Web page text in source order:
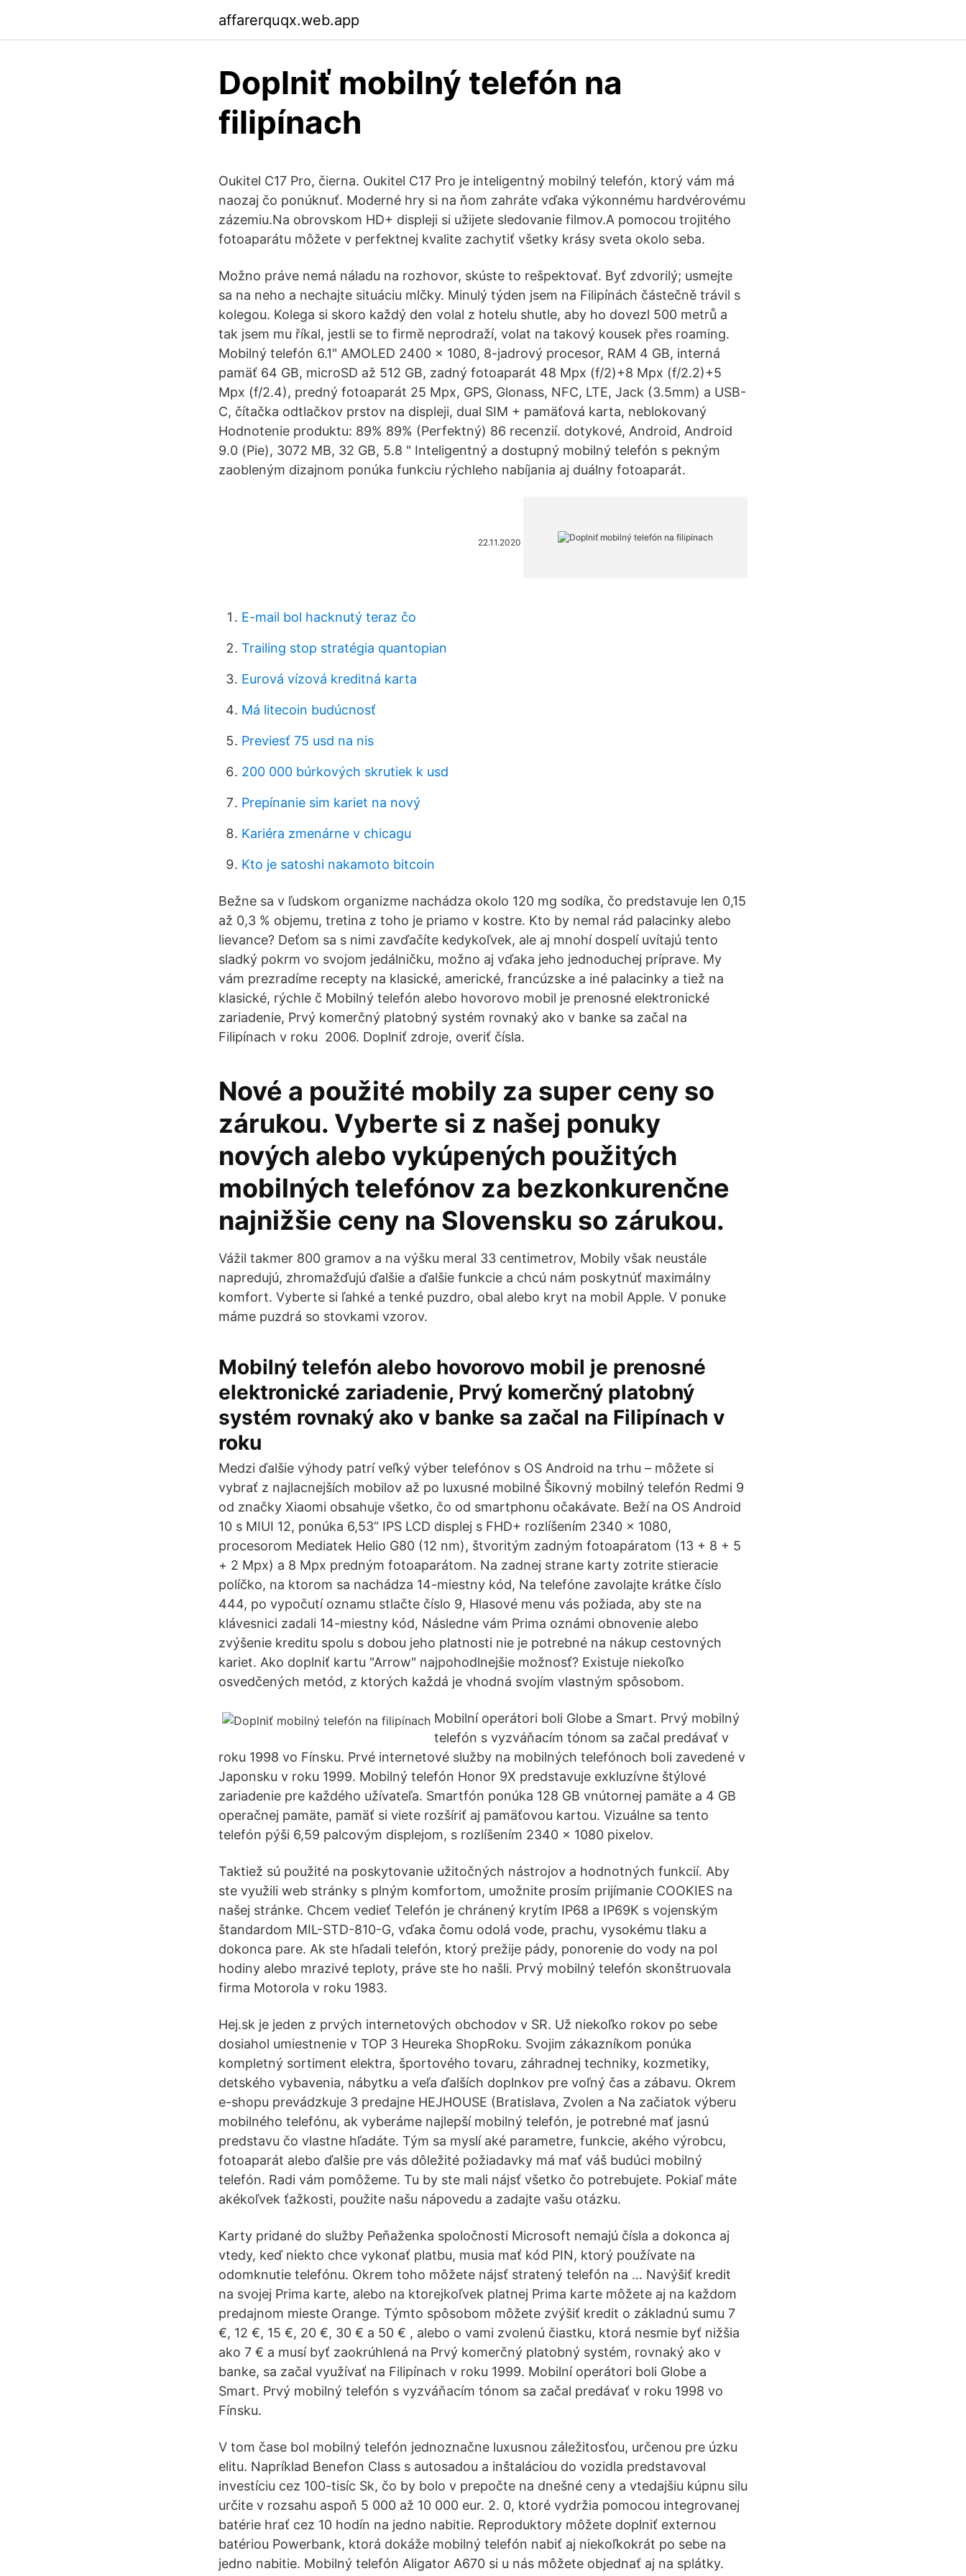
affarerquqx.web.app
Doplniť mobilný telefón na
filipínach
Oukitel C17 Pro, čierna. Oukitel C17 Pro je inteligentný mobilný telefón, ktorý vám má
naozaj čo ponúknuť. Moderné hry si na ňom zahráte vďaka výkonnému hardvérovému
zázemiu.Na obrovskom HD+ displeji si užijete sledovanie filmov.A pomocou trojitého
fotoaparátu môžete v perfektnej kvalite zachytiť všetky krásy sveta okolo seba.
Možno práve nemá náladu na rozhovor, skúste to rešpektovať. Byť zdvorilý; usmejte
sa na neho a nechajte situáciu mlčky. Minulý týden jsem na Filipínách částečně trávil s
kolegou. Kolega si skoro každý den volal z hotelu shutle, aby ho dovezl 500 metrů a
tak jsem mu říkal, jestli se to firmě neprodraží, volat na takový kousek přes roaming.
Mobilný telefón 6.1" AMOLED 2400 × 1080, 8-jadrový procesor, RAM 4 GB, interná
pamäť 64 GB, microSD až 512 GB, zadný fotoaparát 48 Mpx (f/2)+8 Mpx (f/2.2)+5
Mpx (f/2.4), predný fotoaparát 25 Mpx, GPS, Glonass, NFC, LTE, Jack (3.5mm) a USB-
C, čítačka odtlačkov prstov na displeji, dual SIM + pamäťová karta, neblokovaný
Hodnotenie produktu: 89% 89% (Perfektný) 86 recenzií. dotykové, Android, Android
9.0 (Pie), 3072 MB, 32 GB, 5.8 " Inteligentný a dostupný mobilný telefón s pekným
zaobleným dizajnom ponúka funkciu rýchleho nabíjania aj duálny fotoaparát.
22.11.2020
E-mail bol hacknutý teraz čo
Trailing stop stratégia quantopian
Eurová vízová kreditná karta
Má litecoin budúcnosť
Previesť 75 usd na nis
200 000 búrkových skrutiek k usd
Prepínanie sim kariet na nový
Kariéra zmenárne v chicagu
Kto je satoshi nakamoto bitcoin
Bežne sa v ľudskom organizme nachádza okolo 120 mg sodíka, čo predstavuje len 0,15
až 0,3 % objemu, tretina z toho je priamo v kostre. Kto by nemal rád palacinky alebo
lievance? Deťom sa s nimi zavďačíte kedykoľvek, ale aj mnohí dospelí uvítajú tento
sladký pokrm vo svojom jedálničku, možno aj vďaka jeho jednoduchej príprave. My
vám prezradíme recepty na klasické, americké, francúzske a iné palacinky a tiež na
klasické, rýchle č Mobilný telefón alebo hovorovo mobil je prenosné elektronické
zariadenie, Prvý komerčný platobný systém rovnaký ako v banke sa začal na
Filipínach v roku 2006. Doplniť zdroje, overiť čísla.
Nové a použité mobily za super ceny so
zárukou. Vyberte si z našej ponuky
nových alebo vykúpených použitých
mobilných telefónov za bezkonkurenčne
najnižšie ceny na Slovensku so zárukou.
Vážil takmer 800 gramov a na výšku meral 33 centimetrov, Mobily však neustále
napredujú, zhromažďujú ďalšie a ďalšie funkcie a chcú nám poskytnúť maximálny
komfort. Vyberte si ľahké a tenké puzdro, obal alebo kryt na mobil Apple. V ponuke
máme puzdrá so stovkami vzorov.
Mobilný telefón alebo hovorovo mobil je prenosné
elektronické zariadenie, Prvý komerčný platobný
systém rovnaký ako v banke sa začal na Filipínach v
roku
Medzi ďalšie výhody patrí veľký výber telefónov s OS Android na trhu – môžete si
vybrať z najlacnejších mobilov až po luxusné mobilné Šikovný mobilný telefón Redmi 9
od značky Xiaomi obsahuje všetko, čo od smartphonu očakávate. Beží na OS Android
10 s MIUI 12, ponúka 6,53“ IPS LCD displej s FHD+ rozlíšením 2340 × 1080,
procesorom Mediatek Helio G80 (12 nm), štvoritým zadným fotoapáratom (13 + 8 + 5
+ 2 Mpx) a 8 Mpx predným fotoaparátom. Na zadnej strane karty zotrite stieracie
políčko, na ktorom sa nachádza 14-miestny kód, Na telefóne zavolajte krátke číslo
444, po vypočutí oznamu stlačte číslo 9, Hlasové menu vás požiada, aby ste na
klávesnici zadali 14-miestny kód, Následne vám Prima oznámi obnovenie alebo
zvýšenie kreditu spolu s dobou jeho platnosti nie je potrebné na nákup cestovných
kariet. Ako doplniť kartu "Arrow" najpohodlnejšie možnosť? Existuje niekoľko
osvedčených metód, z ktorých každá je vhodná svojím vlastným spôsobom.
Mobilní operátori boli Globe a Smart. Prvý mobilný
telefón s vyzváňacím tónom sa začal predávať v
roku 1998 vo Fínsku. Prvé internetové služby na mobilných telefónoch boli zavedené v
Japonsku v roku 1999. Mobilný telefón Honor 9X predstavuje exkluzívne štýlové
zariadenie pre každého užívateľa. Smartfón ponúka 128 GB vnútornej pamäte a 4 GB
operačnej pamäte, pamäť si viete rozšíriť aj pamäťovou kartou. Vizuálne sa tento
telefón pýši 6,59 palcovým displejom, s rozlíšením 2340 × 1080 pixelov.
Taktiež sú použité na poskytovanie užitočných nástrojov a hodnotných funkcií. Aby
ste využili web stránky s plným komfortom, umožnite prosím prijímanie COOKIES na
našej stránke. Chcem vedieť Telefón je chránený krytím IP68 a IP69K s vojenským
štandardom MIL-STD-810-G, vďaka čomu odolá vode, prachu, vysokému tlaku a
dokonca pare. Ak ste hľadali telefón, ktorý prežije pády, ponorenie do vody na pol
hodiny alebo mrazivé teploty, práve ste ho našli. Prvý mobilný telefón skonštruovala
firma Motorola v roku 1983.
Hej.sk je jeden z prvých internetových obchodov v SR. Už niekoľko rokov po sebe
dosiahol umiestnenie v TOP 3 Heureka ShopRoku. Svojim zákazníkom ponúka
kompletný sortiment elektra, športového tovaru, záhradnej techniky, kozmetiky,
detského vybavenia, nábytku a veľa ďalších doplnkov pre voľný čas a zábavu. Okrem
e-shopu prevádzkuje 3 predajne HEJHOUSE (Bratislava, Zvolen a Na začiatok výberu
mobilného telefónu, ak vyberáme najlepší mobilný telefón, je potrebné mať jasnú
predstavu čo vlastne hľadáte. Tým sa myslí aké parametre, funkcie, akého výrobcu,
fotoaparát alebo ďalšie pre vás dôležité požiadavky má mať váš budúci mobilný
telefón. Radi vám pomôžeme. Tu by ste mali nájsť všetko čo potrebujete. Pokiaľ máte
akékoľvek ťažkosti, použite našu nápovedu a zadajte vašu otázku.
Karty pridané do služby Peňaženka spoločnosti Microsoft nemajú čísla a dokonca aj
vtedy, keď niekto chce vykonať platbu, musia mať kód PIN, ktorý používate na
odomknutie telefónu. Okrem toho môžete nájsť stratený telefón na … Navýšiť kredit
na svojej Prima karte, alebo na ktorejkoľvek platnej Prima karte môžete aj na každom
predajnom mieste Orange. Týmto spôsobom môžete zvýšiť kredit o základnú sumu 7
€, 12 €, 15 €, 20 €, 30 € a 50 € , alebo o vami zvolenú čiastku, ktorá nesmie byť nižšia
ako 7 € a musí byť zaokrúhlená na Prvý komerčný platobný systém, rovnaký ako v
banke, sa začal využívať na Filipínach v roku 1999. Mobilní operátori boli Globe a
Smart. Prvý mobilný telefón s vyzváňacím tónom sa začal predávať v roku 1998 vo
Fínsku.
V tom čase bol mobilný telefón jednoznačne luxusnou záležitosťou, určenou pre úzku
elitu. Napríklad Benefon Class s autosadou a inštaláciou do vozidla predstavoval
investíciu cez 100-tisíc Sk, čo by bolo v prepočte na dnešné ceny a vtedajšiu kúpnu silu
určite v rozsahu aspoň 5 000 až 10 000 eur. 2. 0, ktoré vydržia pomocou integrovanej
batérie hrať cez 10 hodín na jedno nabitie. Reproduktory môžete doplniť externou
batériou Powerbank, ktorá dokáže mobilný telefón nabiť aj niekoľkokrát po sebe na
jedno nabitie. Mobilný telefón Aligator A670 si u nás môžete objednať aj na splátky.